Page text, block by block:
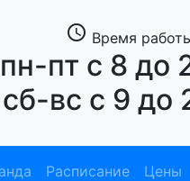
access_time Время
пн-пт с 8 до
сб-вс с 9 до
Расписание Цены